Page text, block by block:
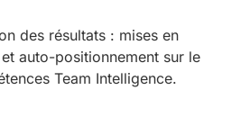
des résultats : mises en
auto-positionnement sur le
Team Intelligence.